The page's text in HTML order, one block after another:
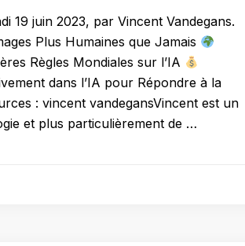
19 juin 2023, par Vincent Vandegans.
Plus Humaines que Jamais
Règles Mondiales sur l’IA
dans l’IA pour Répondre à la
: vincent vandegansVincent est un
et plus particulièrement de …